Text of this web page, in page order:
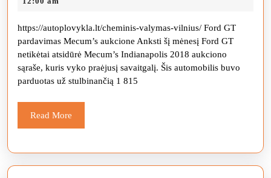
už
1,8
mln.
dolerių
nusivylimui
https://autoplovykla.lt/cheminis-valymas-vilnius/ Ford GT
pardavimas Mecum’s aukcione Anksti šį mėnesį Ford GT
netikėtai atsidūrė Mecum’s Indianapolis 2018 aukciono
sąraše, kuris vyko praėjusį savaitgalį. Šis automobilis buvo
parduotas už stulbinančią 1 815
Read More
More